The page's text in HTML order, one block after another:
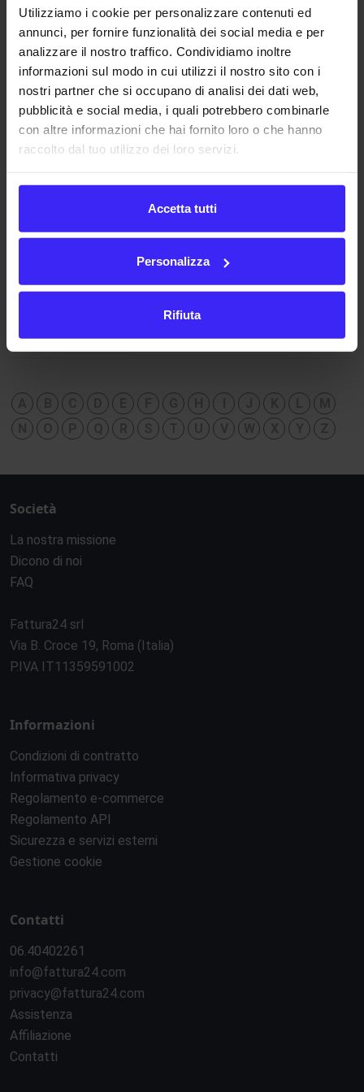
Utilizziamo i cookie per personalizzare contenuti ed
annunci, per fornire funzionalità dei social media e per
analizzare il nostro traffico. Condividiamo inoltre
informazioni sul modo in cui utilizzi il nostro sito con i
nostri partner che si occupano di analisi dei dati web,
pubblicità e social media, i quali potrebbero combinarle
con altre informazioni che hai fornito loro o che hanno
raccolto dal tuo utilizzo dei loro servizi.
Accetta tutti
Personalizza
Rifiuta
per l’esecuzione.
La Banca Tesoriera della PA riceve daiPSP(Prestatore
dei Servizi di Pagamento) gli accrediti relativi agli incassi
da questi effettuati e, tramite la piattaforma SIOPE+
riceve dalla PA gli ordinativi di incasso e pagamento. La
Banca Tesoriera esegue gli ordinativi ed invia alla PA i
tramite la piattaforma SIOPE+.
i Crediti Commerciali) con le informazioni relative al
pagamento delle fatture ed alimenta la banca dati
SIOPEche a sua volta alimenta il portale open data
portale di trasparenza della spesa
pubblica accessibile da tutti i cittadini
Società
La nostra missione
Dicono di noi
FAQ
Fattura24 srl
Via B. Croce 19, Roma (Italia)
P.IVA IT11359591002
Informazioni
Condizioni di contratto
Informativa privacy
Regolamento e-commerce
Regolamento API
Sicurezza e servizi esterni
Gestione cookie
Contatti
06.40402261
info@fattura24.com
privacy@fattura24.com
Assistenza
Affiliazione
Contatti